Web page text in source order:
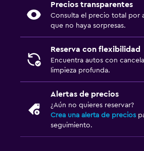
Precios transparentes
Consulta el precio total por
que no haya sorpresas.
Reserva con flexibilidad
Encuentra autos con
limpieza profunda.
Alertas de precios
¿Aún no quieres reservar?
Crea una alerta de precios
seguimiento.